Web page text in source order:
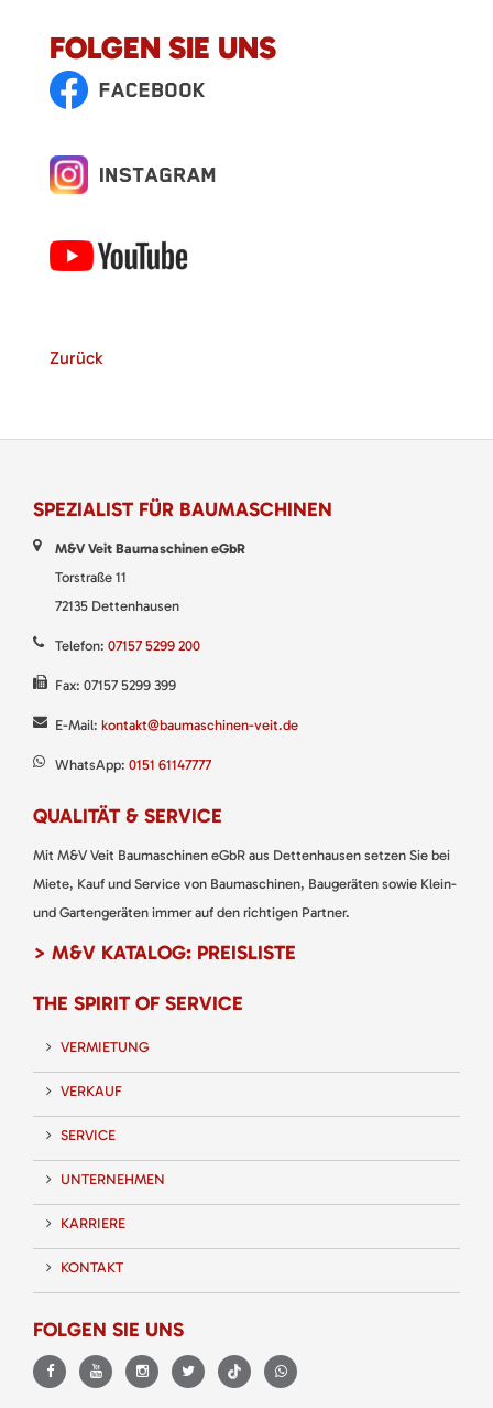
FOLGEN SIE UNS
Zurück
SPEZIALIST FÜR BAUMASCHINEN
M&V Veit Baumaschinen eGbR
Torstraße 11
72135 Dettenhausen
Telefon: 07157 5299 200
Fax: 07157 5299 399
E-Mail: kontakt@baumaschinen-veit.de
WhatsApp: 0151 61147777
QUALITÄT & SERVICE
Mit M&V Veit Baumaschinen eGbR aus Dettenhausen setzen Sie bei
Miete, Kauf und Service von Baumaschinen, Baugeräten sowie Klein-
und Gartengeräten immer auf den richtigen Partner.
> M&V KATALOG: PREISLISTE
THE SPIRIT OF SERVICE
VERMIETUNG
VERKAUF
SERVICE
UNTERNEHMEN
KARRIERE
KONTAKT
FOLGEN SIE UNS